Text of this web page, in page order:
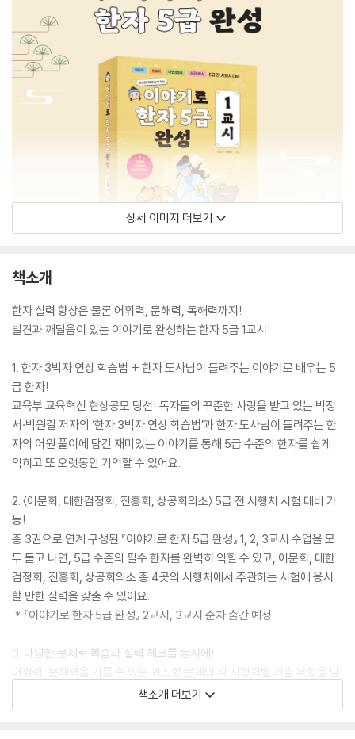
상세 이미지 더보기
책소개
한자 실력 향상은 물론 어휘력, 문해력, 독해력까지!
발견과 깨달음이 있는 이야기로 완성하는 한자 5급 1교시!
1. 한자 3박자 연상 학습법 + 한자 도사님이 들려주는 이야기로 배우는 5
급 한자!
교육부 교육혁신 현상공모 당선! 독자들의 꾸준한 사랑을 받고 있는 박정
서·박원길 저자의 ‘한자 3박자 연상 학습법’과 한자 도사님이 들려주는 한
자의 어원 풀이에 담긴 재미있는 이야기를 통해 5급 수준의 한자를 쉽게
익히고 또 오랫동안 기억할 수 있어요.
2. 〈어문회, 대한검정회, 진흥회, 상공회의소〉 5급 전 시행처 시험 대비 가
능!
총 3권으로 연계 구성된 『이야기로 한자 5급 완성』 1, 2, 3교시 수업을 모
두 듣고 나면, 5급 수준의 필수 한자를 완벽히 익힐 수 있고, 어문회, 대한
검정회, 진흥회, 상공회의소 총 4곳의 시행처에서 주관하는 시험에 응시
할 만한 실력을 갖출 수 있어요.
＊『이야기로 한자 5급 완성』 2교시, 3교시 순차 출간 예정.
3. 다양한 문제로 복습과 실력 체크를 동시에!
어휘력, 문해력을 기를 수 있는 퀴즈형 문제와 각 시행처별 기출 유형을 담
은 레벨업 문제로 배운 내용을 복습할 수 있고, 기출 문제 유형을 미리 풀어
보며 실력 체크를 할 수 있어요.
책소개 더보기